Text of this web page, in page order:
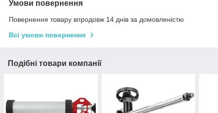
Умови повернення
Повернення товару впродовж 14 днів за домовленістю
Всі умови повернення
Подібні товари компанії